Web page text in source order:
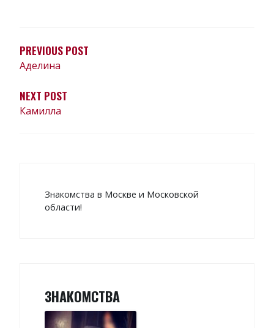
ЗАПИСЯМ
PREVIOUS POST
Аделина
NEXT POST
Камилла
Знакомства в Москве и Московской
области!
ЗНАКОМСТВА